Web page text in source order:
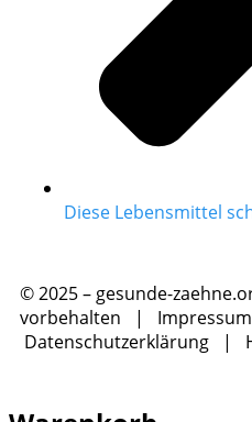
Diese Lebensmittel
© 2025 – gesunde-
vorbehalten | Impressum
Datenschutzerklärung |